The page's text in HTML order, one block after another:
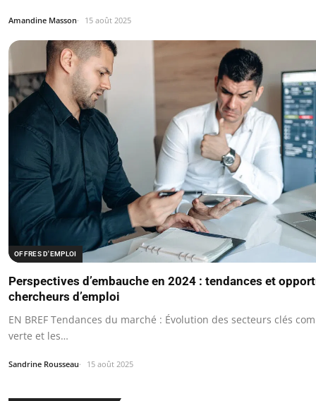
Amandine Masson 15 août 2025
OFFRES D'EMPLOI
Perspectives d’embauche en 2024 : tendances et
chercheurs d’emploi
EN BREF Tendances du marché : Évolution des secteurs clés
verte et les…
Sandrine Rousseau 15 août 2025